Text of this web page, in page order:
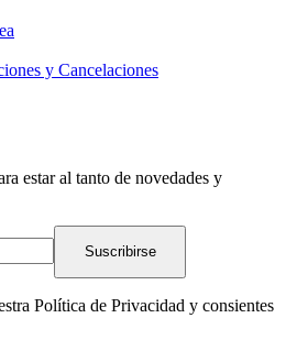
y Cancelaciones
estar al tanto de novedades y
Suscribirse
Política de Privacidad y consientes